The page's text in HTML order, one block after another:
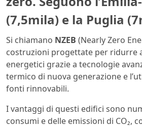
(7,5mila) e la Puglia
Si chiamano NZEB (Nearly Zero
costruzioni progettate per ridurre
energetici grazie a tecnologie
termico di nuova generazione e
fonti rinnovabili.
I vantaggi di questi edifici sono
consumi e delle emissioni di CO₂,